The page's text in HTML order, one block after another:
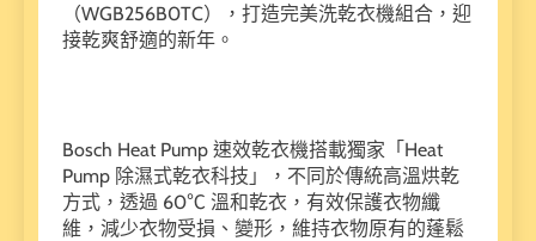
（WGB256B0TC），打造完美洗乾衣機組合，迎
接乾爽舒適的新年。
Bosch Heat Pump 速效乾衣機搭載獨家「Heat
Pump 除濕式乾衣科技」，不同於傳統高溫烘乾
方式，透過 60℃ 溫和乾衣，有效保護衣物纖
維，減少衣物受損、變形，維持衣物原有的蓬鬆